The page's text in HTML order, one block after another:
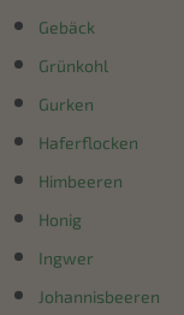
Gebäck
Grünkohl
Gurken
Haferflocken
Himbeeren
Honig
Ingwer
Johannisbeeren